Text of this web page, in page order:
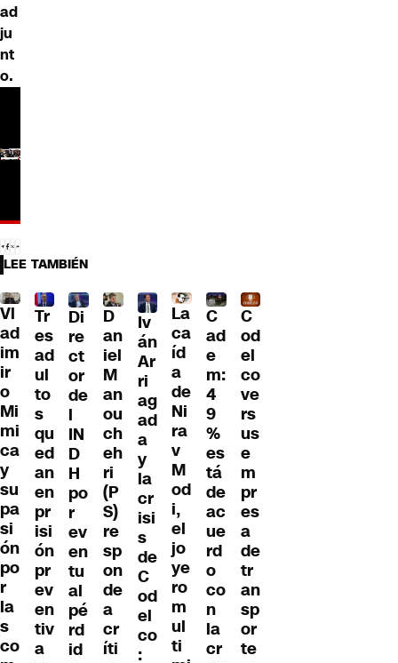
ad
ju
nt
o.
LEE TAMBIÉN
Vl
ad
im
ir
o
Mi
mi
ca
y
su
pa
si
ón
po
r
la
s
co
Tr
es
ad
ul
to
s
qu
ed
an
en
pr
isi
ón
pr
ev
en
tiv
a
Di
re
ct
or
de
l
IN
D
H
po
r
ev
en
tu
al
pé
rd
id
D
an
iel
M
an
ou
ch
eh
ri
(P
S)
re
sp
on
de
a
cr
íti
Iv
án
Ar
ri
ag
ad
a
y
la
cr
isi
s
de
C
od
el
co
:
La
ca
íd
a
de
Ni
ra
v
M
od
i,
el
jo
ye
ro
m
ul
ti
C
ad
e
m:
4
9
%
es
tá
de
ac
ue
rd
o
co
n
la
cr
C
od
el
co
ve
rs
us
e
m
pr
es
a
de
tr
an
sp
or
te